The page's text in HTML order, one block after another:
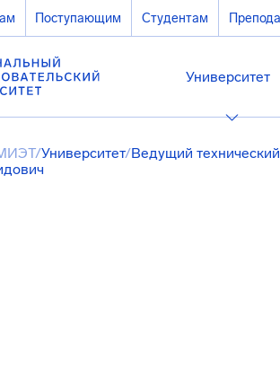
Поступающим Студентам
Университет
/Университет/Ведущий технический